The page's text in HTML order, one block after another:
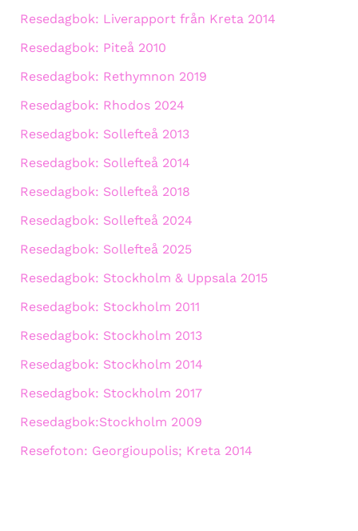
Resedagbok: Liverapport från Kreta 2014
Resedagbok: Piteå 2010
Resedagbok: Rethymnon 2019
Resedagbok: Rhodos 2024
Resedagbok: Sollefteå 2013
Resedagbok: Sollefteå 2014
Resedagbok: Sollefteå 2018
Resedagbok: Sollefteå 2024
Resedagbok: Sollefteå 2025
Resedagbok: Stockholm & Uppsala 2015
Resedagbok: Stockholm 2011
Resedagbok: Stockholm 2013
Resedagbok: Stockholm 2014
Resedagbok: Stockholm 2017
Resedagbok:Stockholm 2009
Resefoton: Georgioupolis; Kreta 2014